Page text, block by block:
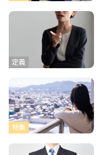
定義
特集